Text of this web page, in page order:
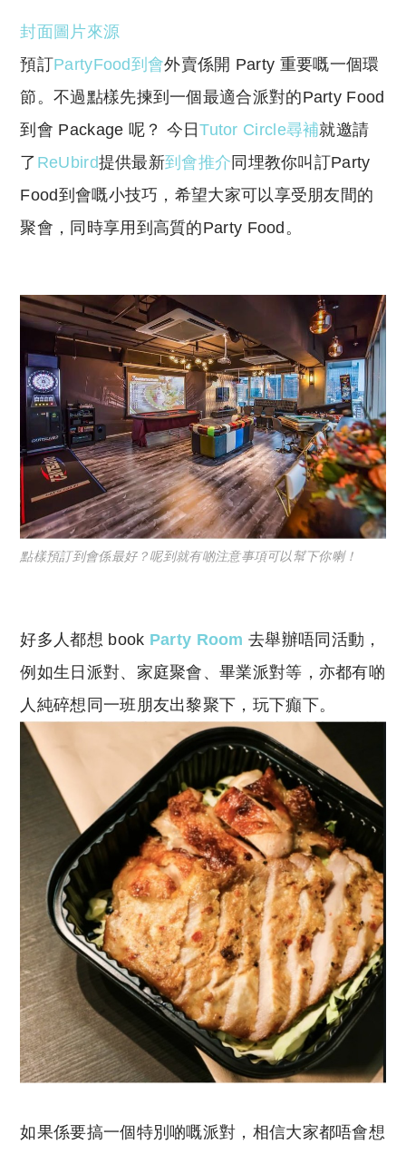
y
Li
n
k
s
A
p
p
封面圖片來源
預訂PartyFood到會外賣係開 Party 重要嘅一個環
節。不過點樣先揀到一個最適合派對的Party Food
到會 Package 呢？ 今日Tutor Circle尋補就邀請
了 ReUbird提供最新到會推介 同埋教你叫訂Party
Food到會嘅小技巧，希望大家可以享受朋友間的
聚會，同時享用到高質的Party Food。
點樣預訂到會係最好？呢到就有啲注意事項可以幫下你喇！
好多人都想 book Party Room 去舉辦唔同活動，
例如生日派對、家庭聚會、畢業派對等，亦都有啲
人純碎想同一班朋友出黎聚下，玩下癲下。
如果係要搞一個特別啲嘅派對，相信大家都唔會想